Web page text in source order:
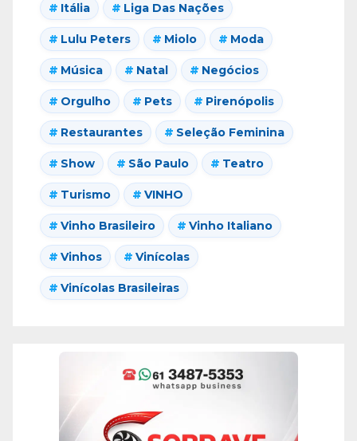
Itália Liga Das Nações
Lulu Peters Miolo Moda
Música Natal Negócios
Orgulho Pets Pirenópolis
Restaurantes Seleção Feminina
Show São Paulo Teatro
Turismo VINHO
Vinho Brasileiro Vinho Italiano
Vinhos Vinícolas
Vinícolas Brasileiras